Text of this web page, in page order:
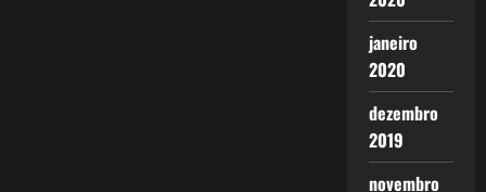
janeiro
2020
dezembro
2019
novembro